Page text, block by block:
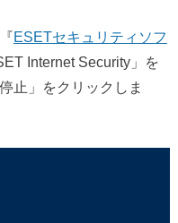
ESETセキュリティソフ
Internet Security」を
止」をクリックしま